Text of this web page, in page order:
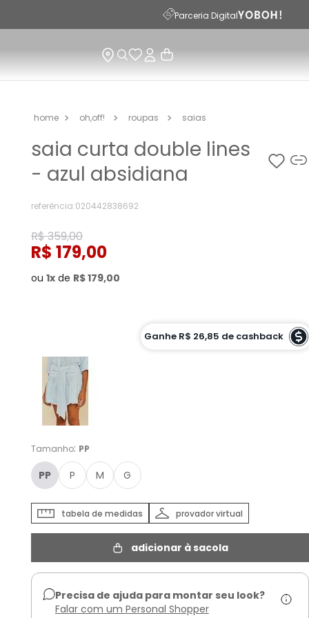
Parceria Digital
oh,off! roupas saias
saia curta double lines
- azul absidiana
referência:020442838692
R$359,00
R$ 179,00
Ganhe R$ 26,85 de cashback
ou 1 de R$179,00
Tamanho: PP
PP P M G
provador virtual
tabela de medidas
adicionar à sacola
Precisa de ajuda para montar seu look?
Falar com um Personal Shopper